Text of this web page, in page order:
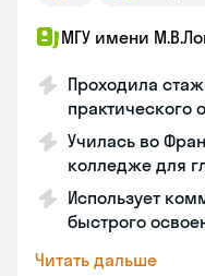
МГУ имени
Проходила
практического
Училась во
колледже для
Использует
быстрого
Читать дальше